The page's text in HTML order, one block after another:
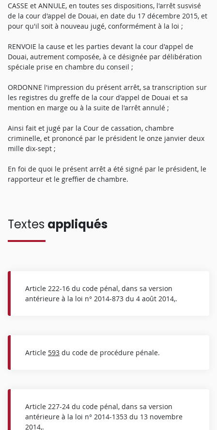
CASSE et ANNULE, en toutes ses dispositions, l'arrêt susvisé
de la cour d'appel de Douai, en date du 17 décembre 2015, et
pour qu'il soit à nouveau jugé, conformément à la loi ;
RENVOIE la cause et les parties devant la cour d'appel de
Douai, autrement composée, à ce désignée par délibération
spéciale prise en chambre du conseil ;
ORDONNE l'impression du présent arrêt, sa transcription sur
les registres du greffe de la cour d'appel de Douai et sa
mention en marge ou à la suite de l'arrêt annulé ;
Ainsi fait et jugé par la Cour de cassation, chambre
criminelle, et prononcé par le président le onze janvier deux
mille dix-sept ;
En foi de quoi le présent arrêt a été signé par le président, le
rapporteur et le greffier de chambre.
Textes appliqués
Article 222-16 du code pénal, dans sa version
antérieure à la loi n° 2014-873 du 4 août 2014,.
Article 593 du code de procédure pénale.
Article 227-24 du code pénal, dans sa version
antérieure à la loi n° 2014-1353 du 13 novembre
2014,.